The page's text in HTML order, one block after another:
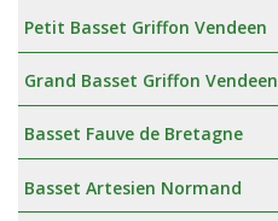
Petit Basset Griffon Vendeen
Grand Basset Griffon Vendeen
Basset Fauve de Bretagne
Basset Artesien Normand